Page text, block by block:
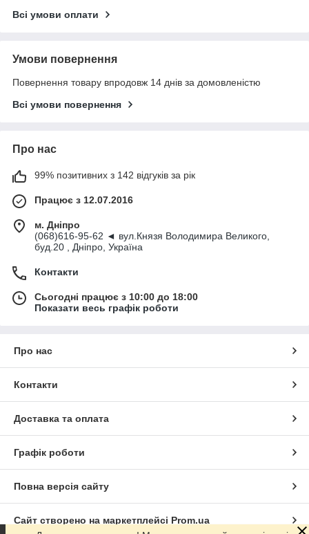
Всі умови оплати
Умови повернення
Повернення товару впродовж 14 днів за домовленістю
Всі умови повернення
Про нас
99% позитивних з 142 відгуків за рік
Працює з 12.07.2016
м. Дніпро
(068)616-95-62 ◄ вул.Князя Володимира Великого,
буд.20 , Дніпро, Україна
Контакти
Сьогодні працює з 10:00 до 18:00
Показати весь графік роботи
Про нас
Контакти
Доставка та оплата
Графік роботи
Повна версія сайту
Сайт створено на маркетплейсі Prom.ua